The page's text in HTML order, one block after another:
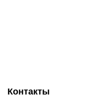
Контакты